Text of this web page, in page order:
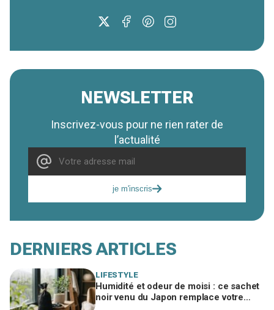
NEWSLETTER
Inscrivez-vous pour ne rien rater de
l’actualité
je m'inscris
DERNIERS ARTICLES
LIFESTYLE
Humidité et odeur de moisi : ce sachet
noir venu du Japon remplace votre